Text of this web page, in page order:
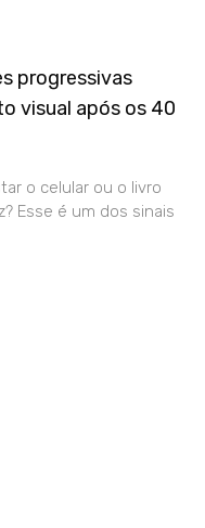
progressivas
visual após os 40
o celular ou o livro
Esse é um dos sinais